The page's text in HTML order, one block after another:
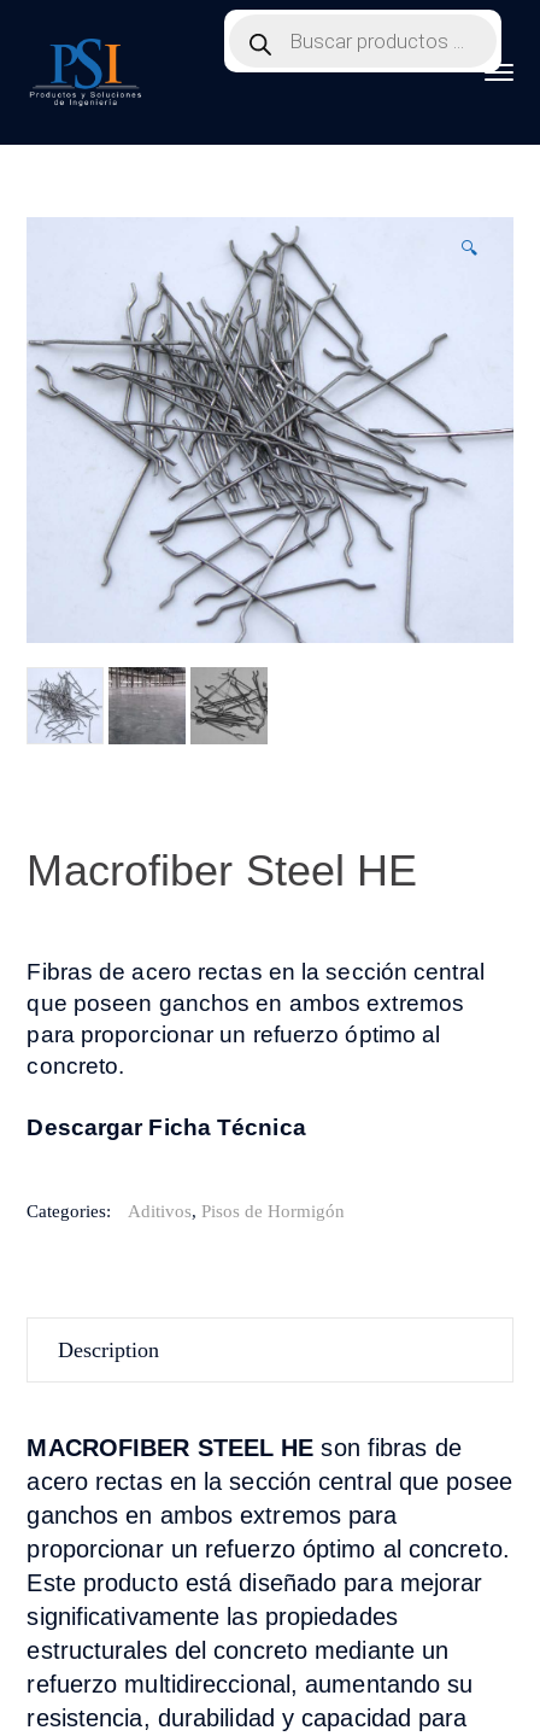
search
🔍
Macrofiber Steel HE
Fibras de acero rectas en la sección central
que poseen ganchos en ambos extremos
para proporcionar un refuerzo óptimo al
concreto.
Descargar Ficha Técnica
Categories: Aditivos,Pisos de Hormigón
Description
MACROFIBER STEEL HE son fibras de
acero rectas en la sección central que posee
ganchos en ambos extremos para
proporcionar un refuerzo óptimo al concreto.
Este producto está diseñado para mejorar
significativamente las propiedades
estructurales del concreto mediante un
refuerzo multidireccional, aumentando su
resistencia, durabilidad y capacidad para